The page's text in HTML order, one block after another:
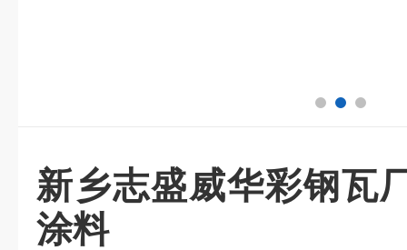
新乡志盛威华彩钢瓦
涂料